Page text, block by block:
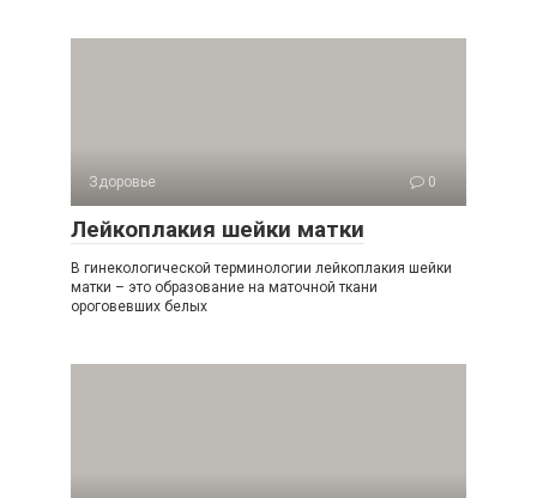
Здоровье 0
Лейкоплакия шейки матки
В гинекологической терминологии лейкоплакия шейки
матки – это образование на маточной ткани
ороговевших белых